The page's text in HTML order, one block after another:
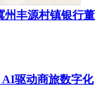
州丰源村镇银行董
AI驱动商旅数字化